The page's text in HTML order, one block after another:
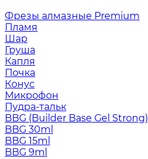
Фрезы алмазные Premium
Пламя
Шар
Груша
Капля
Почка
Конус
Микрофон
Пудра-тальк
BBG (Builder Base Gel Strong)
BBG 30ml
BBG 15ml
BBG 9ml